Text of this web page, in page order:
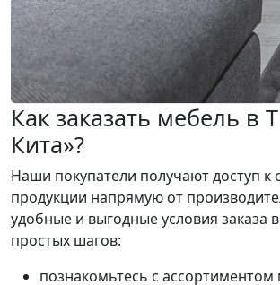
Как заказать мебель в
Кита»?
Наши покупатели получают доступ к
продукции напрямую от
удобные и выгодные условия заказа
простых шагов:
познакомьтесь с ассортиментом